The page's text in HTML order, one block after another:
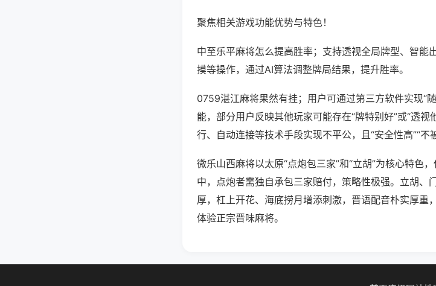
聚焦相关游戏功能优势与特色！
中至乐平麻将怎么提高胜率；支持透视全局牌型、智能
摸等操作，通过AI算法调整牌局结果，提升胜率。
0759湛江麻将果然有挂；用户可通过第三方软件实现“
能，部分用户反映其他玩家可能存在“牌特别好”或“透
行、自动连接等技术手段实现不平公，且“安全性高”“不
微乐山西麻将以太原“点炮包三家”和“立胡”为核心特色
中，点炮者需独自承包三家赔付，策略性极强。立胡、
厚，杠上开花、海底捞月增添刺激，晋语配音朴实厚重
体验正宗晋味麻将。